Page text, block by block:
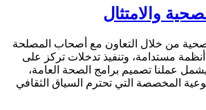
والامتثال
من خلال التعاون مع أصحاب المصلحة
أنظمة مستدامة، وتنفيذ تدخلات تركز على
عملنا تصميم برامج الصحة العامة،
المخصصة التي تحترم السياق الثقافي